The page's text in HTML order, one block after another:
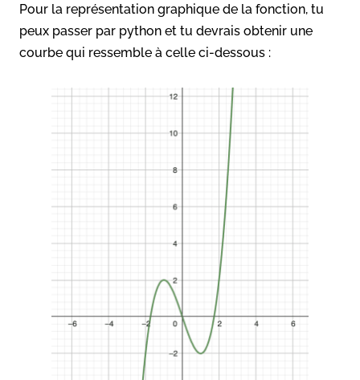
Pour la représentation graphique de la fonction, tu
peux passer par python et tu devrais obtenir une
courbe qui ressemble à celle ci-dessous :